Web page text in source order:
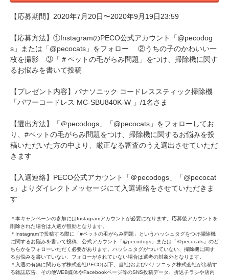
【応募期間】2020年7月20日〜2020年9月19日23:59
【応募方法】①InstagramのPECO公式アカウント「@pecodog
s」または「@pecocats」をフォロー ②うちの子のかわいい一
枚を撮影 ③「＃ペットの毛がらみ問題」をつけ、掃除機に関す
るお悩みを書いて投稿
【プレゼント内容】パナソニック コードレススティック掃除機
「パワーコードレス MC-SBU840K-W 」/1名さま
【選出方法】「＠pecodogs」「@pecocats」をフォローしてお
り、#ペットの毛がらみ問題をつけ、掃除機に関するお悩みを投
稿いただいた方の中より、厳正なる審査のうえ選出させていただ
きます
【入選連絡】PECO公式アカウント「＠pecodogs」「@pecocat
s」よりダイレクトメッセージにて入選連絡をさせていただきま
す
＊本キャンペーンの参加にはInstagramアカウントが必要になります。応募後アカウントを
削除された場合は入選が無効となります。
＊Instagramで投稿する際に「#ペットの毛がらみ問題」というハッシュタグをつけ掃除機
に関するお悩みを書いて投稿、公式アカウント「@pecodogs」または「＠pecocats」のど
ちらかをフォローいただく必要があります。ハッシュタグがついていない、掃除機に関す
るお悩みを書いていない、フォローがされていない場合は選考の対象外となります。
＊入選の有無に関わらず株式会社PECO(以下、当社)およびパナソニック株式会社が出稿す
る雑誌広告、その他WEB媒体やFacebookページ等のSNS投稿データ、折込チラシや店内